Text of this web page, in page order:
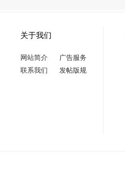
关于我们
网站简介
广告服务
联系我们
发帖版规